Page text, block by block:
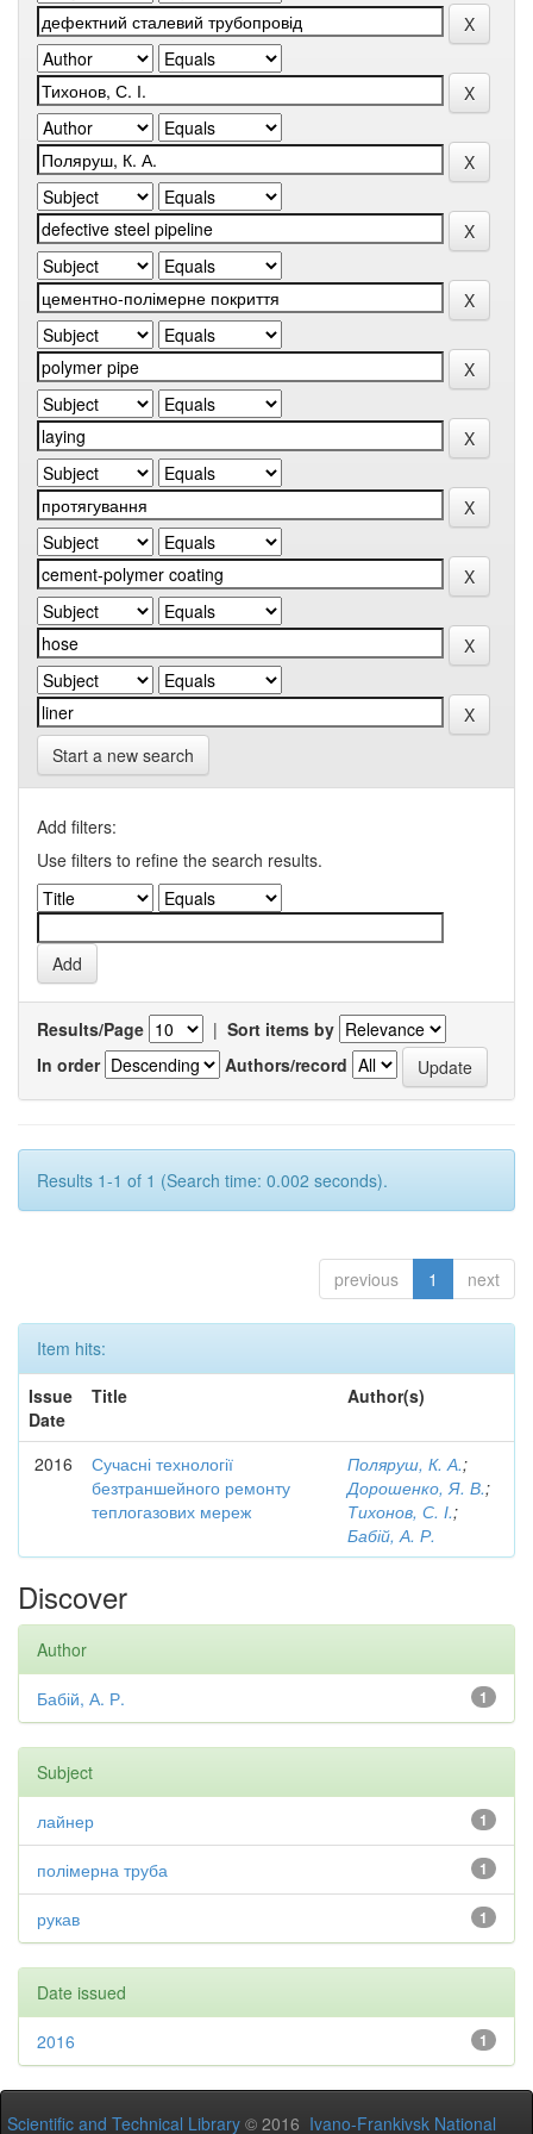
Start a new search
Add filters:
Use filters to refine the search results.
Results/Page | Sort items by
In order
Authors/record
Results 1-1 of 1 (Search time: 0.002 seconds).
previous 1 next
Item hits:
Issue
Date
Title Author(s)
2016
Сучасні технології
безтраншейного ремонту
теплогазових мереж
Поляруш, К. А.;
Дорошенко, Я. В.;
Тихонов, С. І.;
Бабій, А. Р.
Discover
Author
1
Бабій, А. Р.
Subject
1
лайнер
1
полімерна труба
1
рукав
Date issued
1
2016
Scientific and Technical Library © 2016 Ivano-Frankivsk National